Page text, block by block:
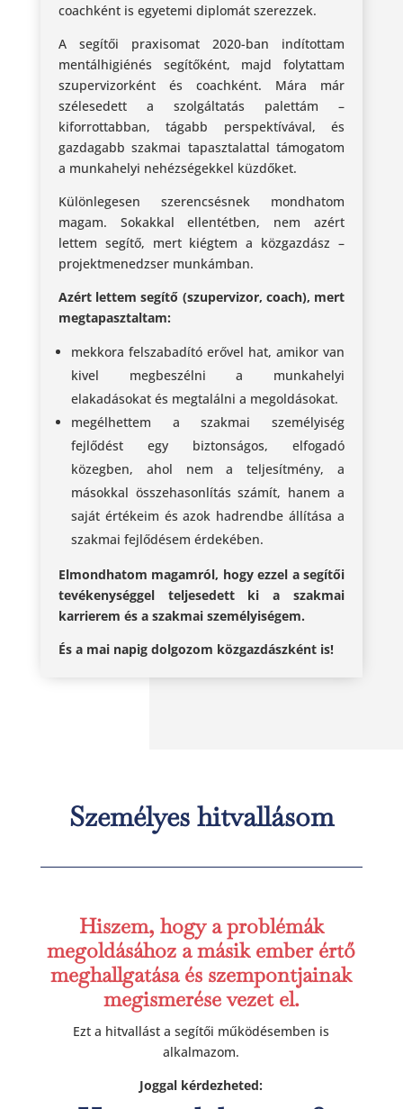
coachként is egyetemi diplomát szerezzek.
A segítői praxisomat 2020-ban indítottam
mentálhigiénés segítőként, majd folytattam
szupervizorként és coachként. Mára már
szélesedett a szolgáltatás palettám –
kiforrottabban, tágabb perspektívával, és
gazdagabb szakmai tapasztalattal támogatom
a munkahelyi nehézségekkel küzdőket.
Különlegesen szerencsésnek mondhatom
magam. Sokakkal ellentétben, nem azért
lettem segítő, mert kiégtem a közgazdász –
projektmenedzser munkámban.
Azért lettem segítő (szupervizor, coach), mert
megtapasztaltam:
mekkora felszabadító erővel hat, amikor van
kivel megbeszélni a munkahelyi
elakadásokat és megtalálni a megoldásokat.
megélhettem a szakmai személyiség
fejlődést egy biztonságos, elfogadó
közegben, ahol nem a teljesítmény, a
másokkal összehasonlítás számít, hanem a
saját értékeim és azok hadrendbe állítása a
szakmai fejlődésem érdekében.
Elmondhatom magamról, hogy ezzel a segítői
tevékenységgel teljesedett ki a szakmai
karrierem és a szakmai személyiségem.
És a mai napig dolgozom közgazdászként is!
Személyes hitvallásom
Hiszem, hogy a problémák
megoldásához a másik ember értő
meghallgatása és szempontjainak
megismerése vezet el.
Ezt a hitvallást a segítői működésemben is
alkalmazom.
Joggal kérdezheted: